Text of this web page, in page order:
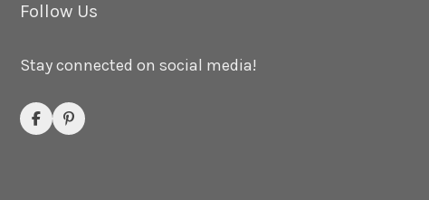
Follow Us
Stay connected on social media!